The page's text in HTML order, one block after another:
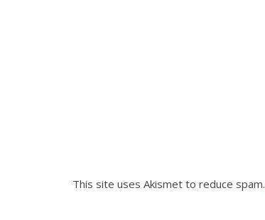
This site uses Akismet to reduce spam.